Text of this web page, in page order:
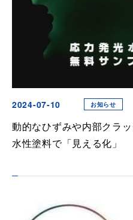
2024-07-10 お知らせ
動的なひずみや内部クラ
水性塗料で「見える化」